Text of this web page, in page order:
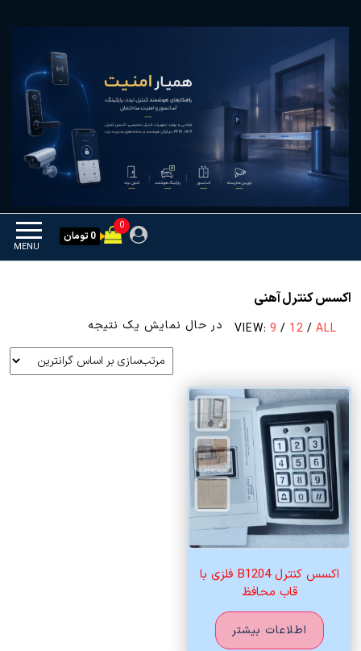
همیار امنیت
MENU
0
0 تومان
اکسس کنترل آهنی
VIEW: 9 / 12 / ALL در حال نمایش یک نتیجه
اکسس کنترل B1204 فلزی با
قاب محافظ
اطلاعات بیشتر